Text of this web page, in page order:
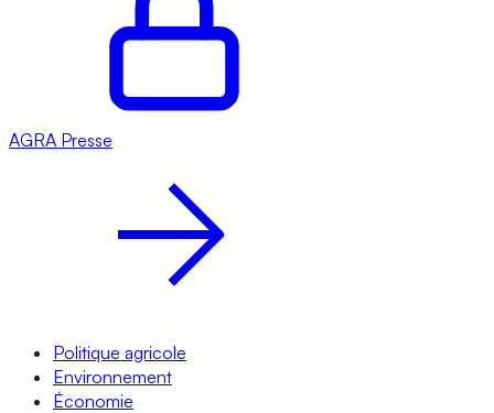
AGRA Presse
Politique agricole
Environnement
Économie